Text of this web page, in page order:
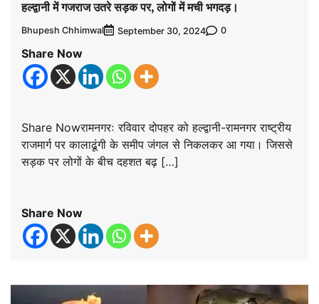
हल्द्वानी में गजराज उतरे सड़क पर, लोगों में मची भगदड़।
Bhupesh Chhimwal September 30, 2024 0
Share Now
Share Nowरामनगरः रविवार दोपहर को हल्द्वानी-रामनगर राष्ट्रीय
राजमार्ग पर कालाढूंगी के समीप जंगल से निकलकर आ गया। जिससे
सड़क पर लोगों के बीच दहशत बढ़ […]
Share Now